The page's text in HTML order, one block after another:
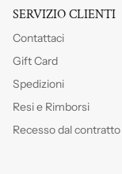
SERVIZIO CLIENTI
Contattaci
Gift Card
Spedizioni
Resi e Rimborsi
Recesso dal contratto